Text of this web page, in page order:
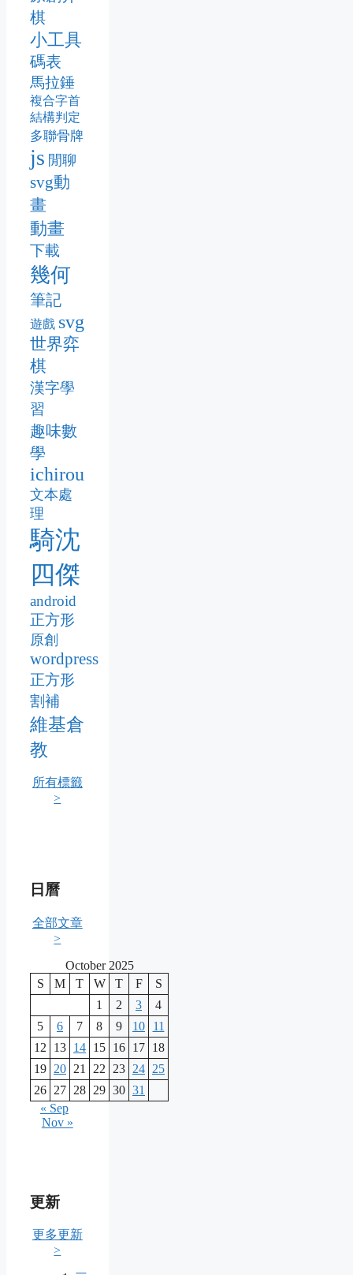
棋
小工具
碼表
馬拉錘
複合字首
結構判定
多聯骨牌
js 閒聊
svg動
畫
動畫
下載
幾何
筆記
遊戲 svg
世界弈
棋
漢字學
習
趣味數
學
ichirou
文本處
理
騎沈
四傑
android
正方形
原創
wordpress
正方形
割補
維基倉
教
所有標籤
>
日曆
全部文章
>
October 2025
S
M T W T F
S
1
2 3
4
5
6 7 8 9 10
11
12
13 14 15 16 17 18
19 20 21 22 23 24 25
26 27 28 29 30 31
« Sep
Nov »
更新
更多更新
>